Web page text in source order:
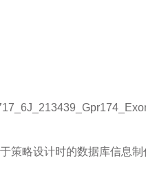
策略设计时的数据库信息